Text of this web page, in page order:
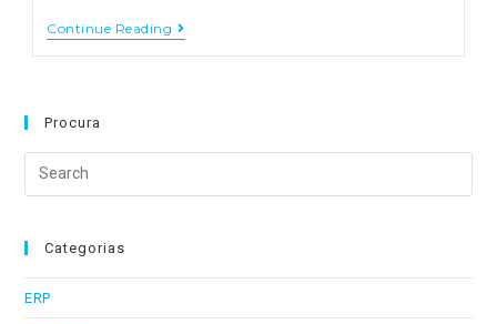
Continue Reading Primavera
V10
Férias
Procura
Search
this
Categorias
ERP